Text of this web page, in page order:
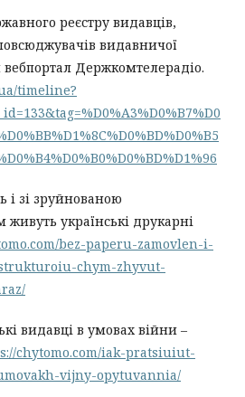
реєстру видавців,
видавничої
Держкомтелерадіо.
timeline?
і зі зруйнованою
українські друкарні
bez-paperu-zamovlen-i-
chym-zhyvut-
видавці в умовах війни –
chytomo.com/iak-pratsiuiut-
vijny-opytuvannia/